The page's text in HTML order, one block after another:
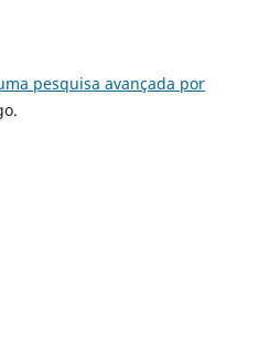
pesquisa avançada por